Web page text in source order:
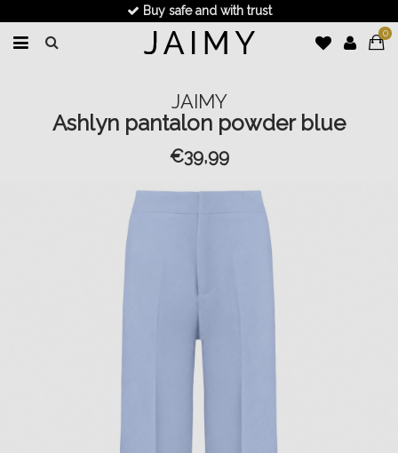
Buy safe and with trust
0
JAIMY
Ashlyn pantalon powder blue
€39,99